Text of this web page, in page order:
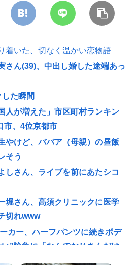
着いた、切なく温かい恋物語
さん(39)、中出し婚した途端あっ
た瞬間
人が増えた」市区町村ランキン
市、4位京都市
やけど、ババア（母親）の昼飯
そう
しさん、ライブを前にあたシコ
堀さん、高須クリニックに医学
切れwww
カー、ハーフパンツに続きボデ
い”論争に「なんでおじさんだけ